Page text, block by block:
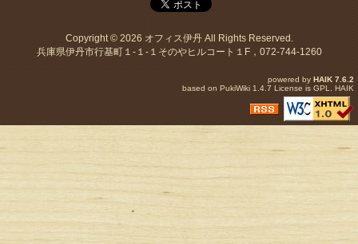
Copyright © 2026 オフィス伊丹All Rights Reserved.
兵庫県伊丹市行基町１-１-１そのやヒルコート１F，072-744-1260
powered by HAIK 7.6.2
based on PukiWiki 1.4.7 License is GPL. HAIK